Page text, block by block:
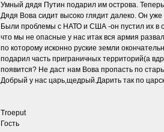
Умный дядя Путин подарил им острова.
Дядя Вова сидит высоко глядит далеко. Он
Были проблемы с НАТО и США -он пустил их в
что мы не опасные у нас итак вся армия
по которому исконно руские земли
подарил часть приграничных территорий(а
появится? Не даст нам Вова пропасть по
Добрый у нас царь,щедрый.Дарить так по
Troeput
Гость